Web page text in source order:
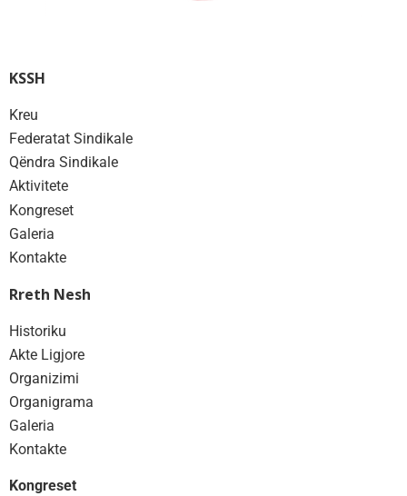
KSSH
Kreu
Federatat Sindikale
Qëndra Sindikale
Aktivitete
Kongreset
Galeria
Kontakte
Rreth Nesh
Historiku
Akte Ligjore
Organizimi
Organigrama
Galeria
Kontakte
Kongreset